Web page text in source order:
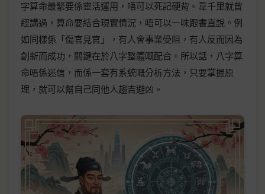
字算命最緊要係靈活運用，唔可以死記硬背。韋千里就曾
經講過，算命要結合現實情況，唔可以一味跟書直說。例
如同樣係「傷官見官」，有人會事業受阻，有人反而因為
創新而成功，關鍵在於八字整體嘅配合。所以話，八字算
命唔係迷信，而係一套有系統嘅分析方法，只要掌握原
理，就可以幫自己同他人趨吉避凶。